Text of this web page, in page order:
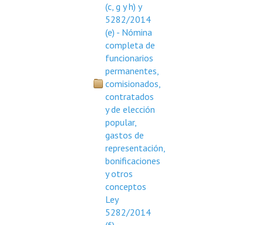
CENTRO DE ATENCIÓN AL CIUDADANO
Centro de Atención al Ciudadano
(c, g y h) y
5282/2014
(e) - Nómina
completa de
funcionarios
permanentes,
comisionados,
contratados
y de elección
popular,
gastos de
representación,
bonificaciones
y otros
conceptos
Ley
5282/2014